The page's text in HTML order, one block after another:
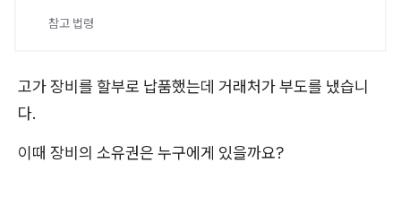
참고 법령
고가 장비를 할부로 납품했는데 거래처가 부도를 냈습니
다.
이때 장비의 소유권은 누구에게 있을까요?